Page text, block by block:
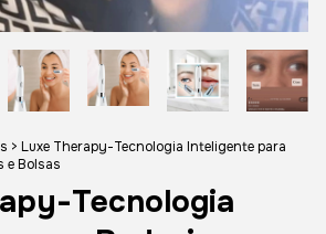
> Luxe Therapy-Tecnologia Inteligente para
e Bolsas
Tecnologia